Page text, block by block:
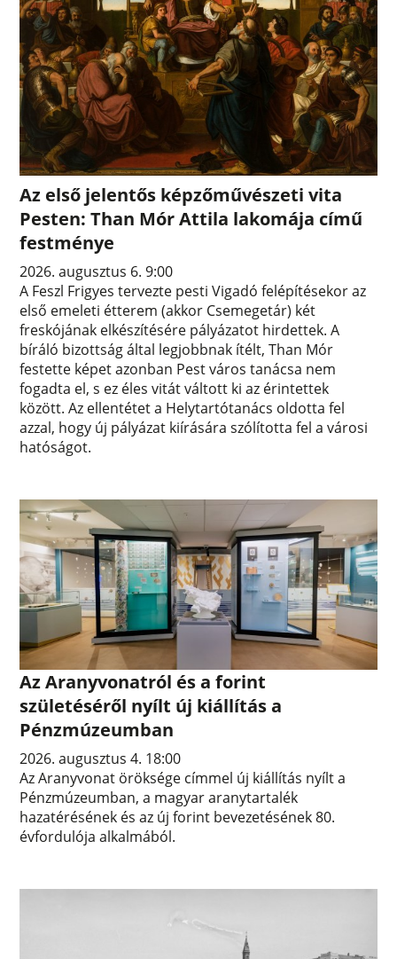
Az első jelentős képzőművészeti vita
Pesten: Than Mór Attila lakomája című
festménye
2026. augusztus 6. 9:00
A Feszl Frigyes tervezte pesti Vigadó felépítésekor az
első emeleti étterem (akkor Csemegetár) két
freskójának elkészítésére pályázatot hirdettek. A
bíráló bizottság által legjobbnak ítélt, Than Mór
festette képet azonban Pest város tanácsa nem
fogadta el, s ez éles vitát váltott ki az érintettek
között. Az ellentétet a Helytartótanács oldotta fel
azzal, hogy új pályázat kiírására szólította fel a városi
hatóságot.
Az Aranyvonatról és a forint
születéséről nyílt új kiállítás a
Pénzmúzeumban
2026. augusztus 4. 18:00
Az Aranyvonat öröksége címmel új kiállítás nyílt a
Pénzmúzeumban, a magyar aranytartalék
hazatérésének és az új forint bevezetésének 80.
évfordulója alkalmából.